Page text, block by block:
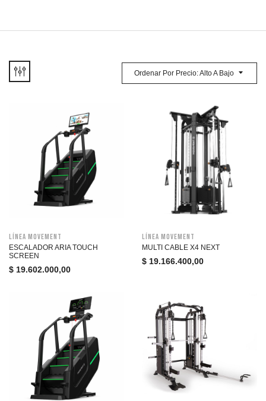
Ordenar Por Precio: Alto A Bajo
Línea Movement
ESCALADOR ARIA TOUCH
SCREEN
$ 19.602.000,00
Línea Movement
MULTI CABLE X4 NEXT
$ 19.166.400,00